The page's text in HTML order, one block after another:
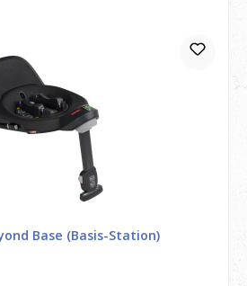
Base (Basis-Station)